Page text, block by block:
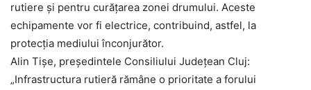
rutiere şi pentru curăţarea zonei drumului. Aceste
echipamente vor fi electrice, contribuind, astfel, la
protecția mediului înconjurător.
Alin Tișe, președintele Consiliului Județean Cluj:
„Infrastructura rutieră rămâne o prioritate a forului